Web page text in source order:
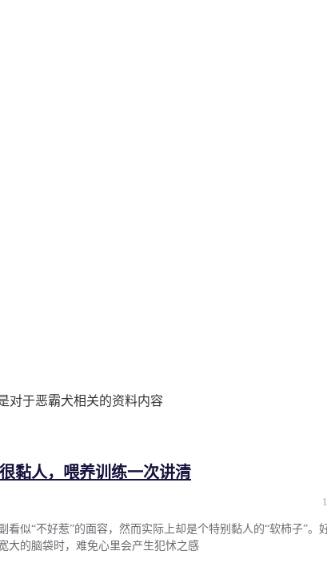
对于恶霸犬相关的资料内容
黏人，喂养训练一次讲清
似“不好惹”的面容，然而实际上却是个特别黏人的“软柿子”。
大的脑袋时，难免心里会产生犯怵之感